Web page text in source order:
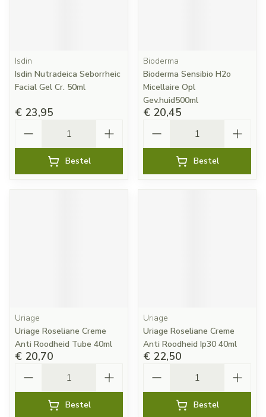
Isdin
Isdin Nutradeica Seborrheic
Facial Gel Cr. 50ml
€ 23,95
Bestel
Bioderma
Bioderma Sensibio H2o
Micellaire Opl
Gev.huid500ml
€ 20,45
Bestel
Uriage
Uriage Roseliane Creme
Anti Roodheid Tube 40ml
€ 20,70
Bestel
Uriage
Uriage Roseliane Creme
Anti Roodheid Ip30 40ml
€ 22,50
Bestel